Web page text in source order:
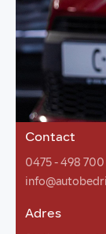
Contact
0475 - 498 700
Adres